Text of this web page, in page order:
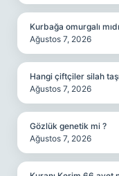
Kurbağa omurgalı
Ağustos 7, 2026
Hangi çiftçiler silah
Ağustos 7, 2026
Gözlük genetik mi ?
Ağustos 7, 2026